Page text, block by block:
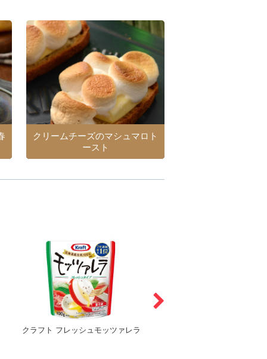
クリームチーズのマシュマロト
ースト
クラフト フレッシュモッツァレラ